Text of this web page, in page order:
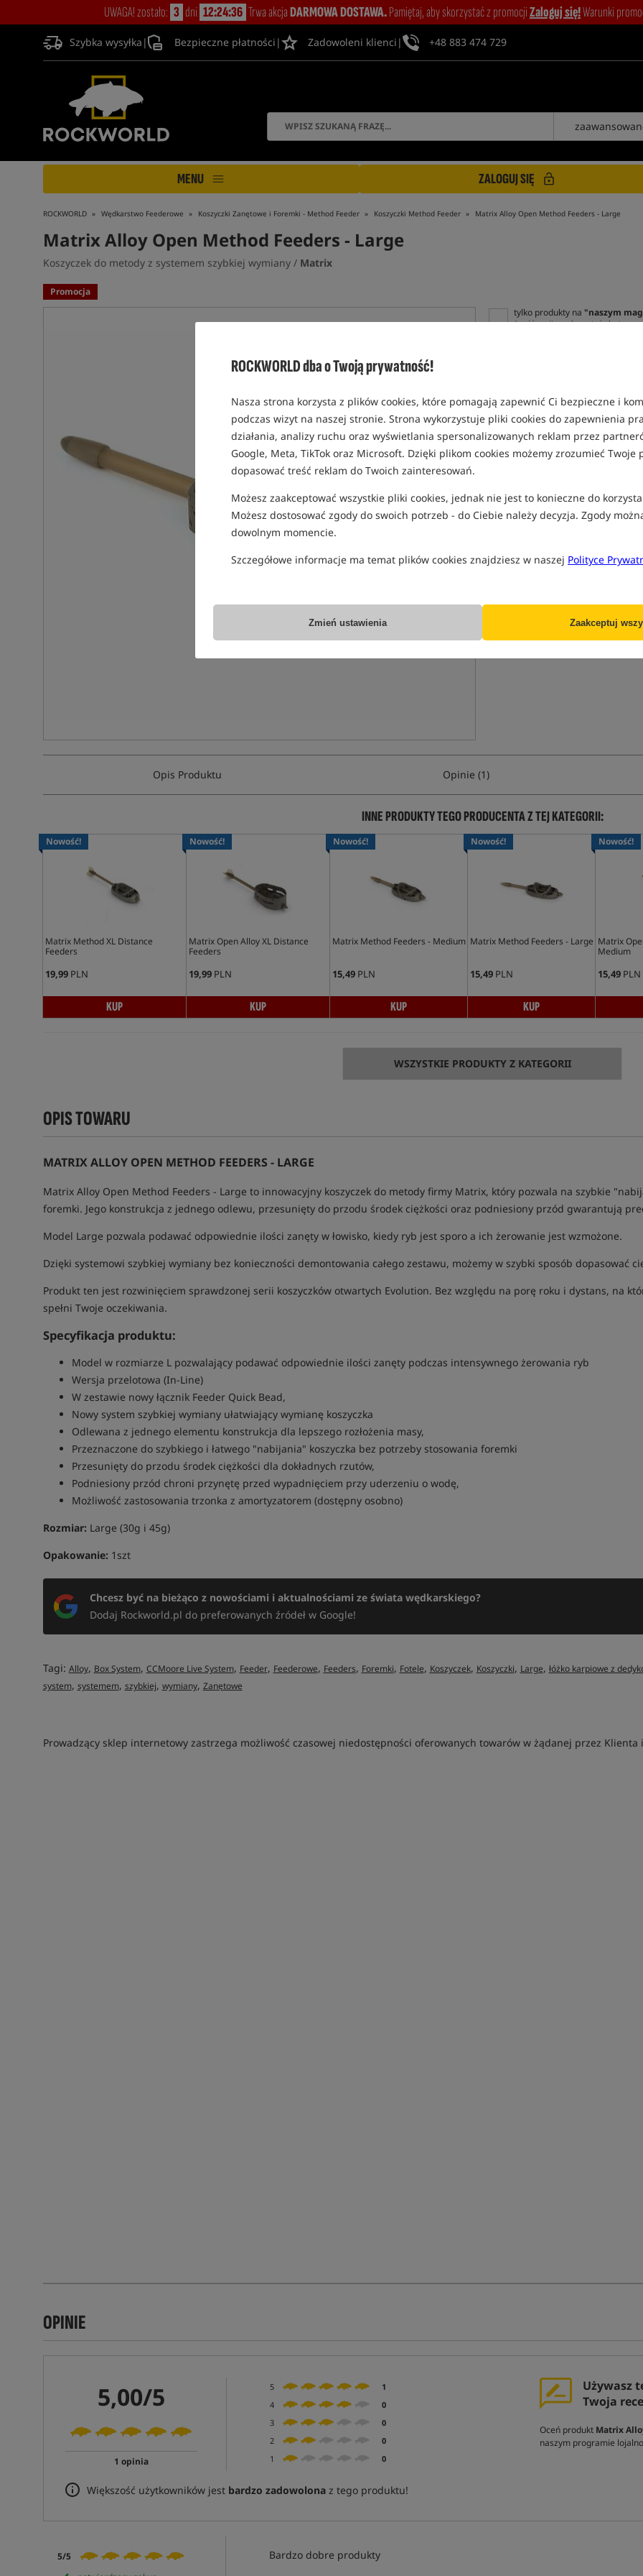
ROCKWORLD dba o Twoją prywatność!
Nasza strona korzysta z plików cookies, które pomagają zapewnić Ci bezpieczne i
podczas wizyt na naszej stronie. Strona wykorzystuje pliki cookies do zapewnienia
działania, analizy ruchu oraz wyświetlania spersonalizowanych reklam przez
Google, Meta, TikTok oraz Microsoft. Dzięki plikom cookies możemy zrozumieć Twoje
dopasować treść reklam do Twoich zainteresowań.
Możesz zaakceptować wszystkie pliki cookies, jednak nie jest to konieczne do
Możesz dostosować zgody do swoich potrzeb - do Ciebie należy decyzja. Zgody
dowolnym momencie.
Szczegółowe informacje ma temat plików cookies znajdziesz w naszej Polityce
Zmień ustawienia Zaakceptuj
UWAGA! zostało: 3 dni 12:24:35 Trwa akcjaDARMOWA DOSTAWA.Pamiętaj, aby skorzystać z promocjiZaloguj się!Warunki
Szybka wysyłka | Bezpieczne płatności | Zadowoleni klienci | +48 883 474 729
MENU ZALOGUJ SIĘ
ROCKWORLD Wędkarstwo Feederowe Koszyczki Zanętowe i Foremki - Method Feeder Koszyczki Method Feeder Matrix Alloy Open Method Feeders - Large
Matrix Alloy Open Method Feeders - Large
Koszyczek do metody z systemem szybkiej wymiany / Matrix
Promocja
tylko produkty na "naszym
(część opcji mogła zostać ukryta
MPN: GFR185
EAN: 5056212103041
ciężar 45g (Large)
0,15
Koniec
Opis Produktu Opinie (1)
INNE PRODUKTY TEGO PRODUCENTA Z TEJ KATEGORII:
Nowość!
Matrix Method XL Distance
Feeders
19,99PLN
KUP
Nowość!
Matrix Open Alloy XL Distance
Feeders
19,99PLN
KUP
Nowość!
Matrix Method Feeders - Medium
15,49PLN
KUP
Nowość!
Matrix Method Feeders - Large
15,49PLN
KUP
Nowość!
Matrix
Medium
15,49PLN
WSZYSTKIE PRODUKTY Z KATEGORII
OPIS TOWARU
MATRIX ALLOY OPEN METHOD FEEDERS - LARGE
Matrix Alloy Open Method Feeders - Large to innowacyjny koszyczek do metody firmy Matrix, który pozwala na szybkie
foremki. Jego konstrukcja z jednego odlewu, przesunięty do przodu środek ciężkości oraz podniesiony przód gwarantują
Model Large pozwala podawać odpowiednie ilości zanęty w łowisko, kiedy ryb jest sporo a ich żerowanie jest wzmożone.
Dzięki systemowi szybkiej wymiany bez konieczności demontowania całego zestawu, możemy w szybki sposób dopasować
Produkt ten jest rozwinięciem sprawdzonej serii koszyczków otwartych Evolution. Bez względu na porę roku i dystans, na
spełni Twoje oczekiwania.
Specyfikacja produktu:
Model w rozmiarze L pozwalający podawać odpowiednie ilości zanęty podczas intensywnego żerowania ryb
Wersja przelotowa (In-Line)
W zestawie nowy łącznik Feeder Quick Bead,
Nowy system szybkiej wymiany ułatwiający wymianę koszyczka
Odlewana z jednego elementu konstrukcja dla lepszego rozłożenia masy,
Przeznaczone do szybkiego i łatwego "nabijania" koszyczka bez potrzeby stosowania foremki
Przesunięty do przodu środek ciężkości dla dokładnych rzutów,
Podniesiony przód chroni przynętę przed wypadnięciem przy uderzeniu o wodę,
Możliwość zastosowania trzonka z amortyzatorem (dostępny osobno)
Rozmiar: Large (30g i 45g)
Opakowanie: 1szt
Chcesz być na bieżąco z nowościami i aktualnościami ze świata wędkarskiego?
Dodaj Rockworld.pl do preferowanych źródeł w Google!
Tagi: Alloy, Box System, CCMoore Live System, Feeder, Feederowe, Feeders, Foremki, Fotele, Koszyczek, Koszyczki, Large, łóżko karpiowe z
system, systemem, szybkiej, wymiany, Zanętowe
Prowadzący sklep internetowy zastrzega możliwość czasowej niedostępności oferowanych towarów w żądanej przez
OPINIE
5,00/5
1 opinia
5
1
4
0
3
0
2
0
1
0
Większość użytkowników jest bardzo zadowolonaz tego produktu!
Używasz
Twoja
Oceń produkt Matrix
naszym programie
5/5
Bardzo dobre produkty